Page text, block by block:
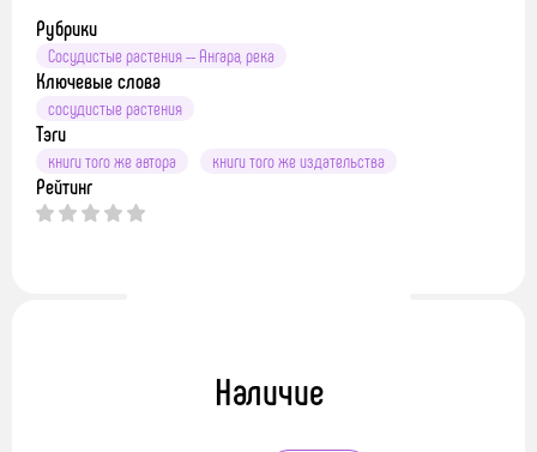
Рубрики
Сосудистые растения -- Ангара, река
Ключевые слова
сосудистые растения
Тэги
книги того же автора книги того же издательства
Рейтинг
Наличие